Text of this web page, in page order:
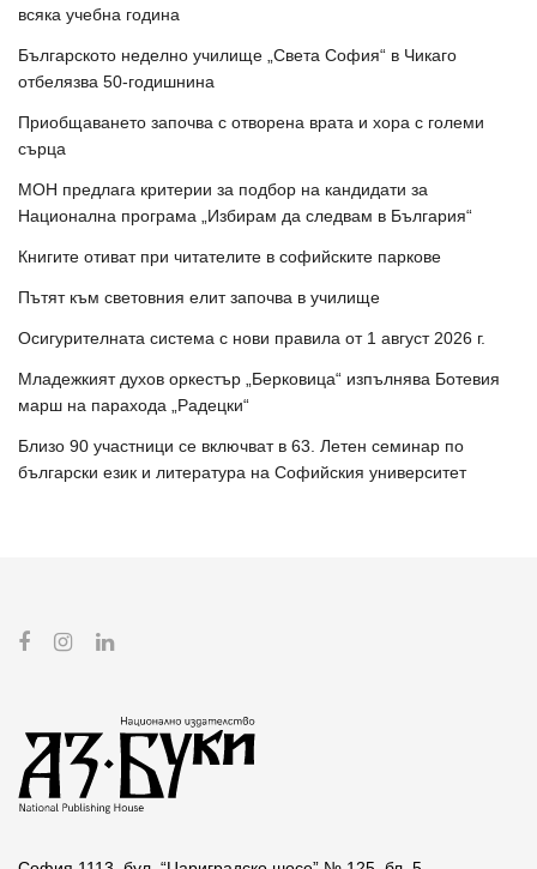
всяка учебна година
Българското неделно училище „Света София“ в Чикаго
отбелязва 50-годишнина
Приобщаването започва с отворена врата и хора с големи
сърца
МОН предлага критерии за подбор на кандидати за
Национална програма „Избирам да следвам в България“
Книгите отиват при читателите в софийските паркове
Пътят към световния елит започва в училище
Осигурителната система с нови правила от 1 август 2026 г.
Младежкият духов оркестър „Берковица“ изпълнява Ботевия
марш на парахода „Радецки“
Близо 90 участници се включват в 63. Летен семинар по
български език и литература на Софийския университет